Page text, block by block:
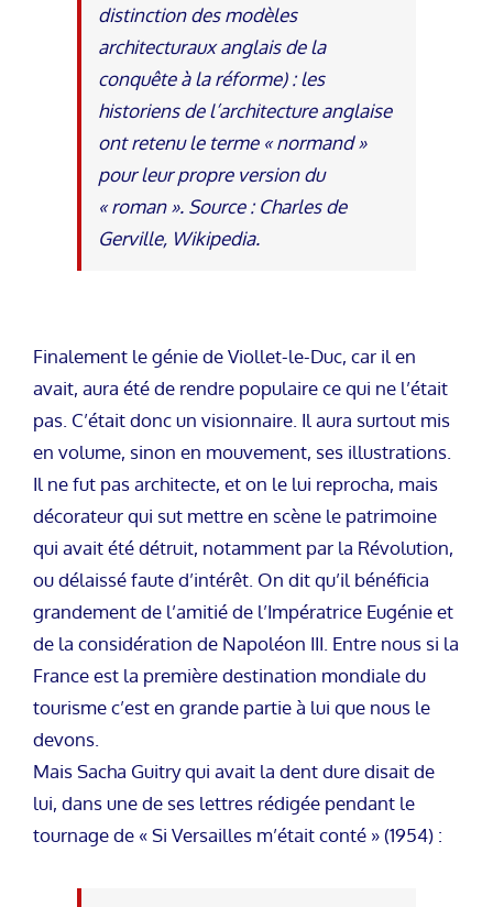
distinction des modèles
architecturaux anglais de la
conquête à la réforme) : les
historiens de l’architecture anglaise
ont retenu le terme « normand »
pour leur propre version du
« roman ». Source : Charles de
Gerville, Wikipedia.
Finalement le génie de Viollet-le-Duc, car il en
avait, aura été de rendre populaire ce qui ne l’était
pas. C’était donc un visionnaire. Il aura surtout mis
en volume, sinon en mouvement, ses illustrations.
Il ne fut pas architecte, et on le lui reprocha, mais
décorateur qui sut mettre en scène le patrimoine
qui avait été détruit, notamment par la Révolution,
ou délaissé faute d’intérêt. On dit qu’il bénéficia
grandement de l’amitié de l’Impératrice Eugénie et
de la considération de Napoléon III. Entre nous si la
France est la première destination mondiale du
tourisme c’est en grande partie à lui que nous le
devons.
Mais Sacha Guitry qui avait la dent dure disait de
lui, dans une de ses lettres rédigée pendant le
tournage de « Si Versailles m’était conté » (1954) :